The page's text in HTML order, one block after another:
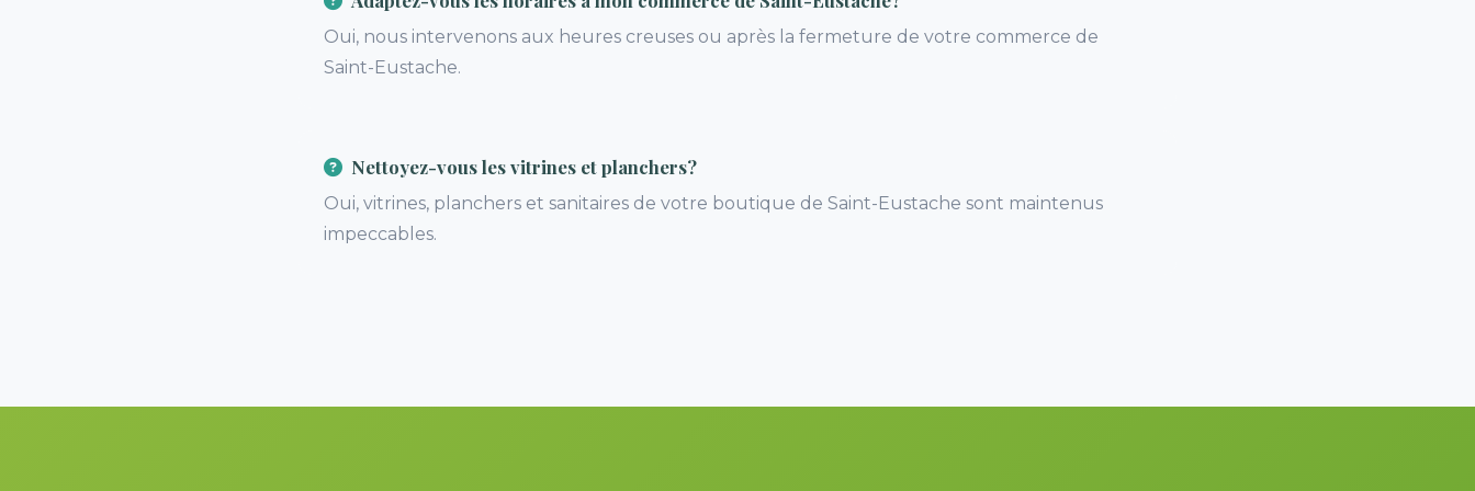
Oui, nous intervenons aux heures creuses ou après la fermeture de votre commerce de
Saint-Eustache.
Nettoyez-vous les vitrines et planchers?
Oui, vitrines, planchers et sanitaires de votre boutique de Saint-Eustache sont maintenus
impeccables.